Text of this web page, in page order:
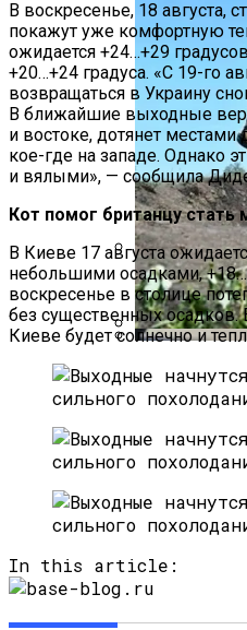
Трампа: Что
Кризис
Ужасающая
Обстановки
Воин
В воскресенье, 18 августа,
покажут уже комфортную
ожидается +24…+29
+20…+24 градуса. «С 19-го
возвращаться в Украину
В ближайшие выходные
и востоке, дотянет
кое-где на западе. Однако
и вялыми», — сообщила
Кот помог британцу стать
В Киеве 17 августа
небольшими осадками,
воскресенье в столице
без существенных осадков.
Киеве будет солнечно и
In this article: